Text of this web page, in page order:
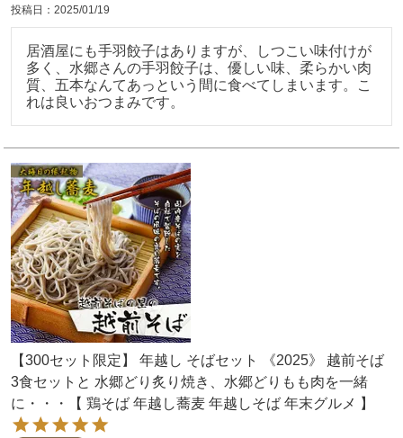
投稿日 2025/01/19
居酒屋にも手羽餃子はありますが、しつこい味付けが
多く、水郷さんの手羽餃子は、優しい味、柔らかい肉
質、五本なんてあっという間に食べてしまいます。こ
れは良いおつまみです。
【300セット限定】 年越し そばセット 《2025》 越前そば
3食セットと 水郷どり炙り焼き、水郷どりもも肉を一緒
に・・・【 鶏そば 年越し蕎麦 年越しそば 年末グルメ 】